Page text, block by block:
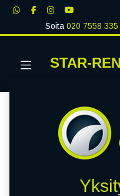
Soita020 7558 335
STAR-